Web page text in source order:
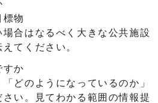
標物
合はなるべく大きな公共施設
てください。
すか
どのようになっているのか」
い。見てわかる範囲の情報提